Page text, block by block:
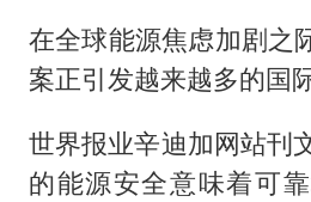
在全球能源焦虑加剧之
案正引发越来越多的国
世界报业辛迪加网站刊
的能源安全意味着可